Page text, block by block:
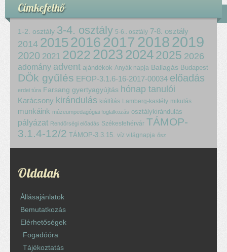
Címkefelhő
1-2. osztály 3-4. osztály 5-6.. osztály 7-8. osztály
2014 2015 2016 2017 20182019
2020 2021 2022 2023 20242025 2026
adomány advent ajándékok Anyák napja Ballagás Budapest
DÖk gyűlés EFOP-3.1.6-16-2017-00034 előadás
erdei túra Farsang gyertyagyújtás hónap tanulói
Karácsony kirándulás kiállítás Lamberg-kastély mikulás
munkáink múzeumpedagógiai foglalkozás osztálykirándulás
pályázat Rendőrségi előadás Székesfehérvár TÁMOP-
3.1.4-12/2 TÁMOP-3.3.15. víz világnapja ősz
Oldalak
Állásajánlatok
Bemutatkozás
Elérhetőségek
Fogadóóra
Tájékoztatás